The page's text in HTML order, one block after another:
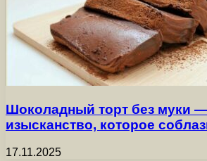
Шоколадный торт без муки
изысканство, которое
17.11.2025